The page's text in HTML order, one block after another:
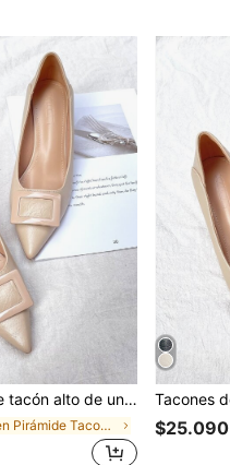
tacón decorativo geométrico en forma de pirámide, elegante, elegante, tacón de gatito
en Pirámide Tacones $25.090